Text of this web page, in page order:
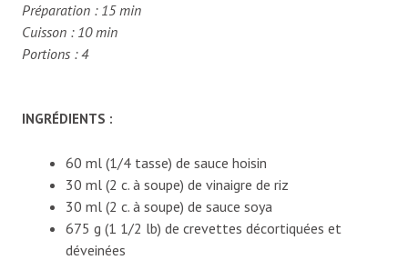
Préparation : 15 min
Cuisson : 10 min
Portions : 4
INGRÉDIENTS :
60 ml (1/4 tasse) de sauce hoisin
30 ml (2 c. à soupe) de vinaigre de riz
30 ml (2 c. à soupe) de sauce soya
675 g (1 1/2 lb) de crevettes décortiquées et
déveinées